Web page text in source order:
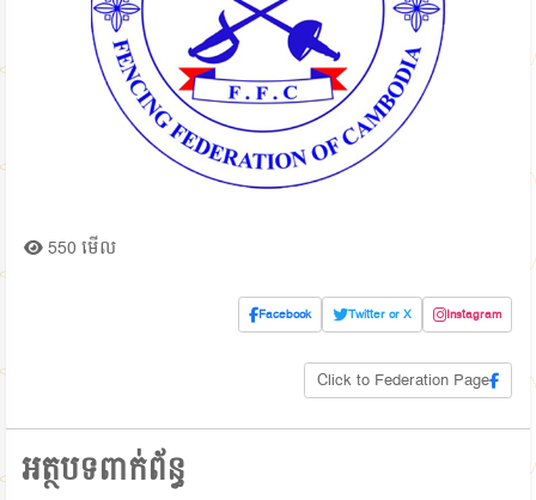
550 មើល
Facebook Twitter or X Instagram
Click to Federation Page
អត្ថបទពាក់ព័ន្ធ